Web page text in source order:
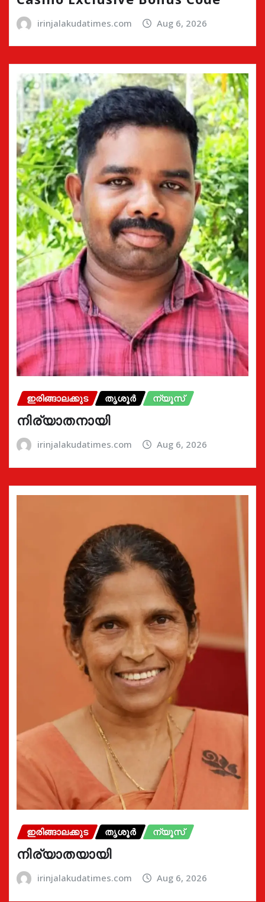
irinjalakudatimes.com Aug 6, 2026
ഇരിങ്ങാലക്കുട തൃശൂർ ന്യൂസ്
നിര്യാതനായി
irinjalakudatimes.com Aug 6, 2026
ഇരിങ്ങാലക്കുട തൃശൂർ ന്യൂസ്
നിര്യാതയായി
irinjalakudatimes.com Aug 6, 2026